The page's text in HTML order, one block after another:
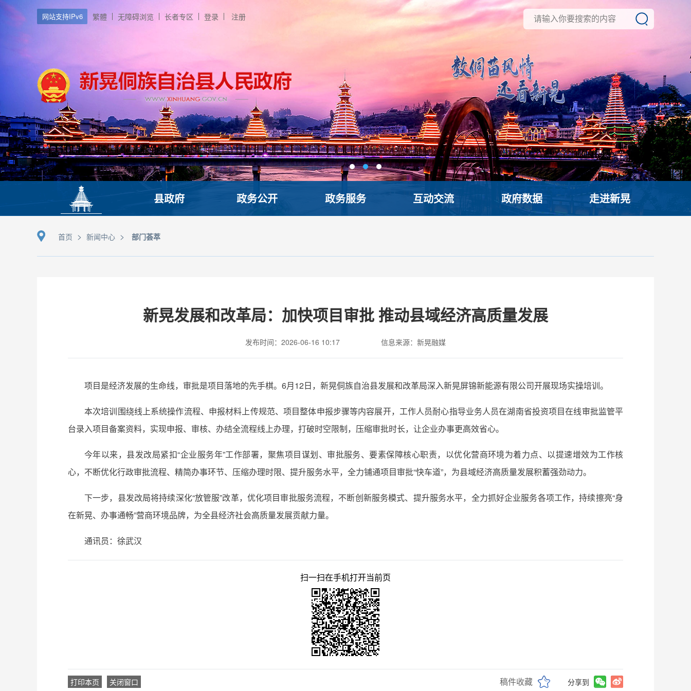
网站支持IPv6 繁體 无障碍浏览 长者专区 登录 注册
县政府 政务公开 政务服务 互动交流 政府数据 走进新晃
首页 > 新闻中心 > 部门荟萃
新晃​发展和改革局：加快项目审批 推动县域经济高质量发展
发布时间：2026-06-16 10:17 信息来源：新晃融媒
项目是经济发展的生命线，审批是项目落地的先手棋。6月12日，新晃侗族自治县发展和改革局深入新晃屏锦新能源有限公司开展现场实操培训。
本次培训围绕线上系统操作流程、申报材料上传规范、项目整体申报步骤等内容展开，工作人员耐心指导业务人员在湖南省投资项目在线审批监管平
台录入项目备案资料，实现申报、审核、办结全流程线上办理，打破时空限制，压缩审批时长，让企业办事更高效省心。
今年以来，县发改局紧扣“企业服务年”工作部署，聚焦项目谋划、审批服务、要素保障核心职责，以优化营商环境为着力点、以提速增效为工作核
心，不断优化行政审批流程、精简办事环节、压缩办理时限、提升服务水平，全力铺通项目审批“快车道”，为县域经济高质量发展积蓄强劲动力。
下一步，县发改局将持续深化“放管服”改革，优化项目审批服务流程，不断创新服务模式、提升服务水平，全力抓好企业服务各项工作，持续擦亮“身
在新晃、办事通畅”营商环境品牌，为全县经济社会高质量发展贡献力量。
通讯员：徐武汉
扫一扫在手机打开当前页
打印本页 关闭窗口 稿件收藏 分享到